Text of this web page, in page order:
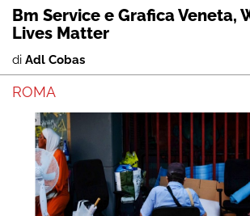
Bm Service e Grafica Veneta,
Lives Matter
di Adl Cobas
ROMA